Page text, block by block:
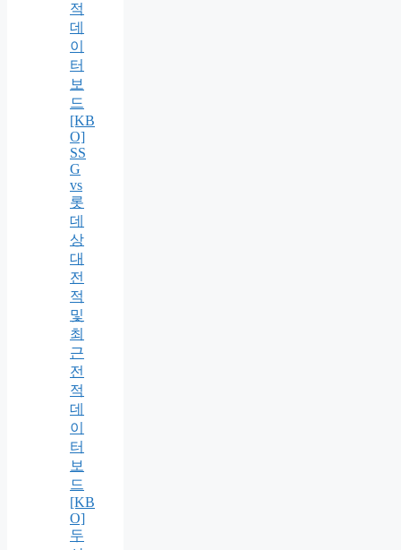
적
데
이
터
보
드
[KB
O]
SS
G
vs
롯
데
상
대
전
적
및
최
근
전
적
데
이
터
보
드
[KB
O]
두